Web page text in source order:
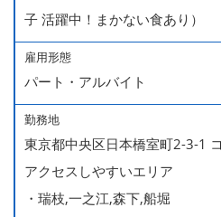
子 活躍中！まかない食あり）
雇用形態
パート・アルバイト
勤務地
東京都中央区日本橋室町2-3-1
アクセスしやすいエリア
・瑞枝,一之江,森下,船堀